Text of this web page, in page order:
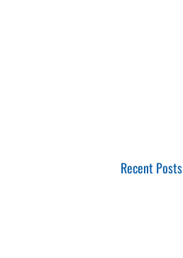
Recent Posts